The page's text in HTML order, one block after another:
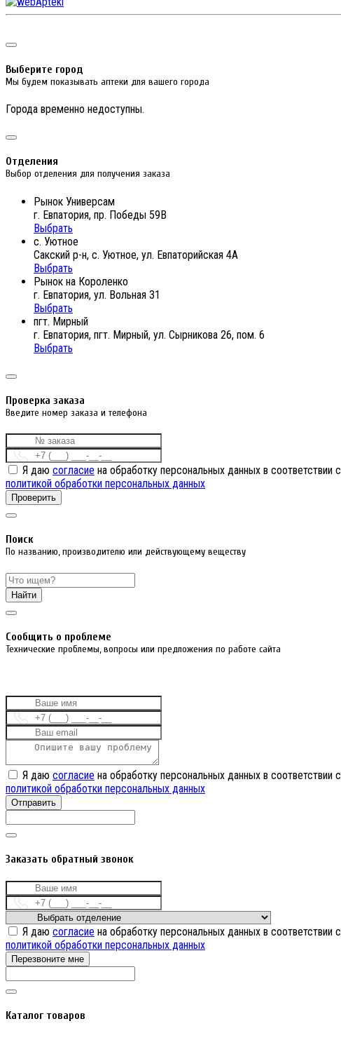
Выберите город
Мы будем показывать аптеки для вашего города
Города временно недоступны.
Отделения
Выбор отделения для получения заказа
Рынок Универсам
г. Евпатория, пр. Победы 59В
Выбрать
с. Уютное
Сакский р-н, с. Уютное, ул. Евпаторийская 4А
Выбрать
Рынок на Короленко
г. Евпатория, ул. Вольная 31
Выбрать
пгт. Мирный
г. Евпатория, пгт. Мирный, ул. Сырникова 26, пом. 6
Выбрать
Проверка заказа
Введите номер заказа и телефона
Я даю согласие на обработку персональных данных в соответствии с
политикой обработки персональных данных
Проверить
Поиск
По названию, производителю или действующему веществу
Найти
Cообщить о проблеме
Технические проблемы, вопросы или предложения по работе сайта
Я даю согласие на обработку персональных данных в соответствии с
политикой обработки персональных данных
Отправить
Заказать обратный звонок
Я даю согласие на обработку персональных данных в соответствии с
политикой обработки персональных данных
Перезвоните мне
Каталог товаров